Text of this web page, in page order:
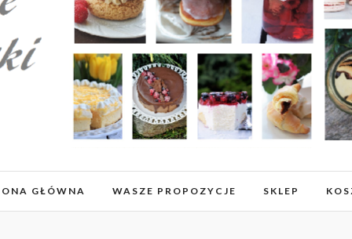
GŁÓWNA WASZE PROPOZYCJE SKLEP